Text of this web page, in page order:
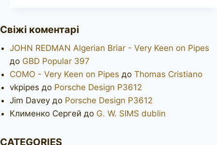
Bark
Свіжі коментарі
JOHN REDMAN Algerian Briar - Very Keen on Pipes
до GBD Popular 397
COMO - Very Keen on Pipes до Thomas Cristiano
vkpipes до Porsche Design P3612
Jim Davey до Porsche Design P3612
Клименко Сергей до G. W. SIMS dublin
CATEGORIES